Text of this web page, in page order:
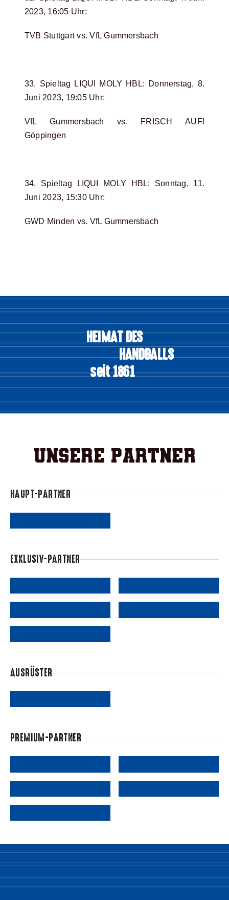
2023, 16:05 Uhr:
TVB Stuttgart vs. VfL Gummersbach
33. Spieltag LIQUI MOLY HBL: Donnerstag, 8.
Juni 2023, 19:05 Uhr:
VfL Gummersbach vs. FRISCH AUF!
Göppingen
34. Spieltag LIQUI MOLY HBL: Sonntag, 11.
Juni 2023, 15:30 Uhr:
GWD Minden vs. VfL Gummersbach
HEIMAT DES
HANDBALLS
seit 1861
Unsere Partner
HAUPT-PARTNER
EXKLUSIV-PARTNER
AUSRÜSTER
PREMIUM-PARTNER